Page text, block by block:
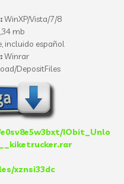
WinXP/Vista/7/8
mb
incluido español
Winrar
DepositFiles
IObit_Unlo
xznsi33dc